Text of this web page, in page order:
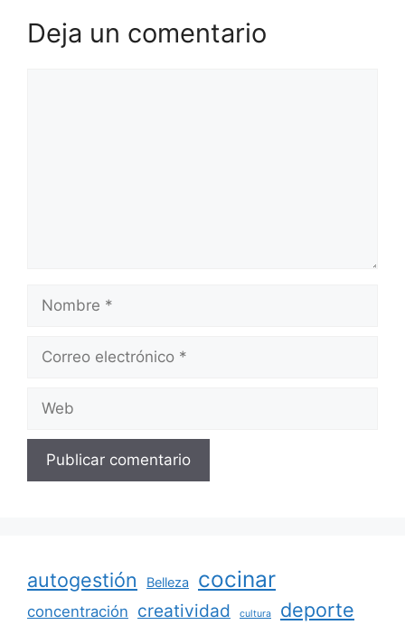
Deja un comentario
Nombre
Correo
Web
autogestión Belleza cocinar
concentración creatividad cultura deporte